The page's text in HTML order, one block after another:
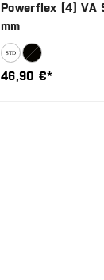
Powerflex (4) VA
mm
46,90 €*